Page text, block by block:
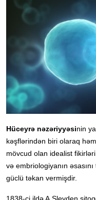
Hüceyrə nəzəriyyəsinin
kəşflərindən biri olaraq
mövcud olan idealist
və embriologiyanın
güclü təkan vermişdir.